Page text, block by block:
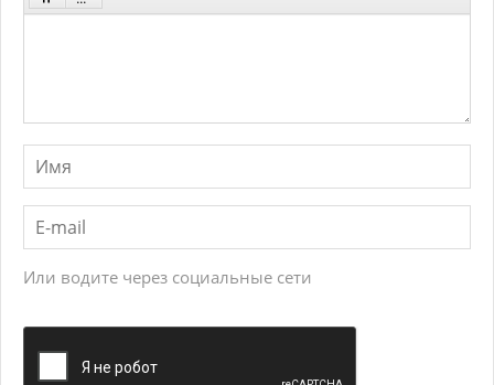
Или водите через социальные сети